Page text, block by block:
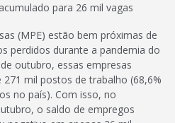
para 26 mil vagas
(MPE) estão bem próximas de
perdidos durante a pandemia do
outubro, essas empresas
mil postos de trabalho (68,6%
no país). Com isso, no
o saldo de empregos